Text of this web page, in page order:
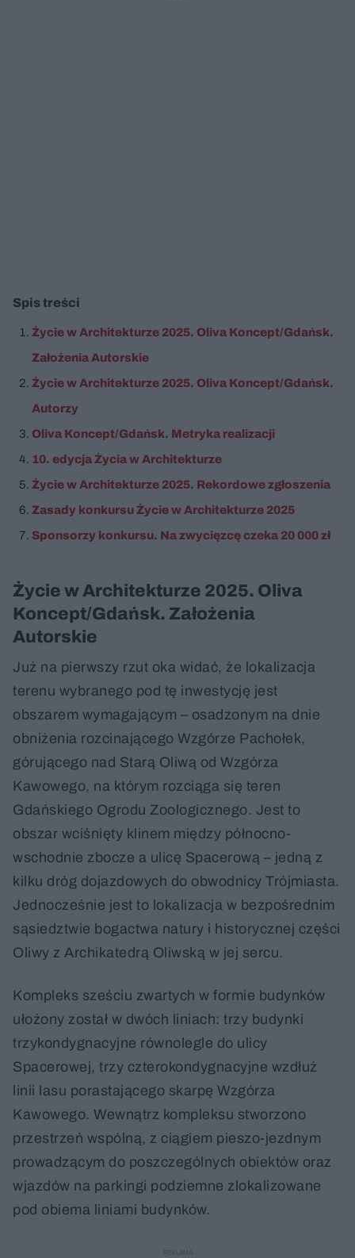
Spis treści
Życie w Architekturze 2025. Oliva Koncept/Gdańsk.
Założenia Autorskie
Życie w Architekturze 2025. Oliva Koncept/Gdańsk.
Autorzy
Oliva Koncept/Gdańsk. Metryka realizacji
10. edycja Życia w Architekturze
Życie w Architekturze 2025. Rekordowe zgłoszenia
Zasady konkursu Życie w Architekturze 2025
Sponsorzy konkursu. Na zwycięzcę czeka 20 000 zł
Życie w Architekturze 2025. Oliva
Koncept/Gdańsk. Założenia
Autorskie
Już na pierwszy rzut oka widać, że lokalizacja
terenu wybranego pod tę inwestycję jest
obszarem wymagającym – osadzonym na dnie
obniżenia rozcinającego Wzgórze Pachołek,
górującego nad Starą Oliwą od Wzgórza
Kawowego, na którym rozciąga się teren
Gdańskiego Ogrodu Zoologicznego. Jest to
obszar wciśnięty klinem między północno-
wschodnie zbocze a ulicę Spacerową – jedną z
kilku dróg dojazdowych do obwodnicy Trójmiasta.
Jednocześnie jest to lokalizacja w bezpośrednim
sąsiedztwie bogactwa natury i historycznej części
Oliwy z Archikatedrą Oliwską w jej sercu.
Kompleks sześciu zwartych w formie budynków
ułożony został w dwóch liniach: trzy budynki
trzykondygnacyjne równolegle do ulicy
Spacerowej, trzy czterokondygnacyjne wzdłuż
linii lasu porastającego skarpę Wzgórza
Kawowego. Wewnątrz kompleksu stworzono
przestrzeń wspólną, z ciągiem pieszo-jezdnym
prowadzącym do poszczególnych obiektów oraz
wjazdów na parkingi podziemne zlokalizowane
pod obiema liniami budynków.